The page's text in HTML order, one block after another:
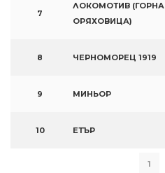
7
ЛОКОМОТИВ (ГОРНА
ОРЯХОВИЦА)
8 ЧЕРНОМОРЕЦ 1919
9 МИНЬОР
10 ЕТЪР
1